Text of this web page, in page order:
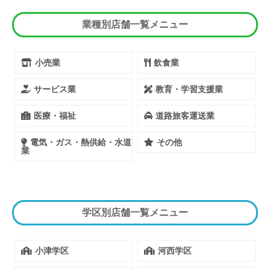
業種別店舗一覧メニュー
小売業 飲食業
サービス業 教育・学習支援業
医療・福祉 道路旅客運送業
電気・ガス・熱供給・水道
業
その他
学区別店舗一覧メニュー
小津学区 河西学区